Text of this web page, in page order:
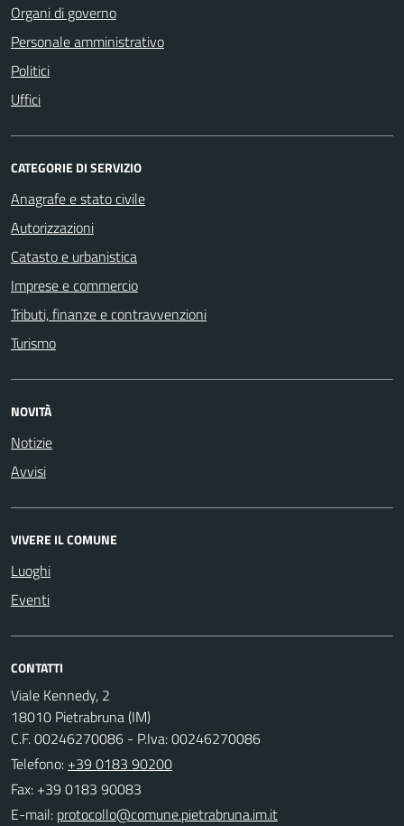
Organi di governo
Personale amministrativo
Politici
Uffici
CATEGORIE DI SERVIZIO
Anagrafe e stato civile
Autorizzazioni
Catasto e urbanistica
Imprese e commercio
Tributi, finanze e contravvenzioni
Turismo
NOVITÀ
Notizie
Avvisi
VIVERE IL COMUNE
Luoghi
Eventi
CONTATTI
Viale Kennedy, 2
18010 Pietrabruna (IM)
C.F. 00246270086 - P.Iva: 00246270086
Telefono: +39 0183 90200
Fax: +39 0183 90083
E-mail: